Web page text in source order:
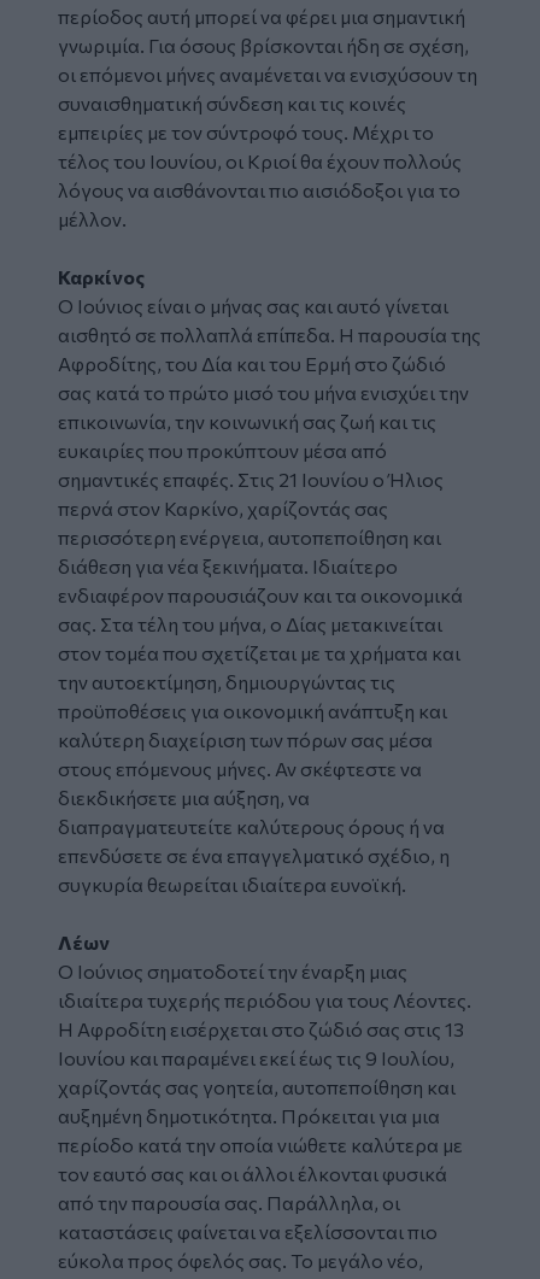
περίοδος αυτή μπορεί να φέρει μια σημαντική
γνωριμία. Για όσους βρίσκονται ήδη σε σχέση,
οι επόμενοι μήνες αναμένεται να ενισχύσουν τη
συναισθηματική σύνδεση και τις κοινές
εμπειρίες με τον σύντροφό τους. Μέχρι το
τέλος του Ιουνίου, οι Κριοί θα έχουν πολλούς
λόγους να αισθάνονται πιο αισιόδοξοι για το
μέλλον.
Καρκίνος
Ο Ιούνιος είναι ο μήνας σας και αυτό γίνεται
αισθητό σε πολλαπλά επίπεδα. Η παρουσία της
Αφροδίτης, του Δία και του Ερμή στο ζώδιό
σας κατά το πρώτο μισό του μήνα ενισχύει την
επικοινωνία, την κοινωνική σας ζωή και τις
ευκαιρίες που προκύπτουν μέσα από
σημαντικές επαφές. Στις 21 Ιουνίου ο Ήλιος
περνά στον Καρκίνο, χαρίζοντάς σας
περισσότερη ενέργεια, αυτοπεποίθηση και
διάθεση για νέα ξεκινήματα. Ιδιαίτερο
ενδιαφέρον παρουσιάζουν και τα οικονομικά
σας. Στα τέλη του μήνα, ο Δίας μετακινείται
στον τομέα που σχετίζεται με τα χρήματα και
την αυτοεκτίμηση, δημιουργώντας τις
προϋποθέσεις για οικονομική ανάπτυξη και
καλύτερη διαχείριση των πόρων σας μέσα
στους επόμενους μήνες. Αν σκέφτεστε να
διεκδικήσετε μια αύξηση, να
διαπραγματευτείτε καλύτερους όρους ή να
επενδύσετε σε ένα επαγγελματικό σχέδιο, η
συγκυρία θεωρείται ιδιαίτερα ευνοϊκή.
Λέων
Ο Ιούνιος σηματοδοτεί την έναρξη μιας
ιδιαίτερα τυχερής περιόδου για τους Λέοντες.
Η Αφροδίτη εισέρχεται στο ζώδιό σας στις 13
Ιουνίου και παραμένει εκεί έως τις 9 Ιουλίου,
χαρίζοντάς σας γοητεία, αυτοπεποίθηση και
αυξημένη δημοτικότητα. Πρόκειται για μια
περίοδο κατά την οποία νιώθετε καλύτερα με
τον εαυτό σας και οι άλλοι έλκονται φυσικά
από την παρουσία σας. Παράλληλα, οι
καταστάσεις φαίνεται να εξελίσσονται πιο
εύκολα προς όφελός σας. Το μεγάλο νέο,